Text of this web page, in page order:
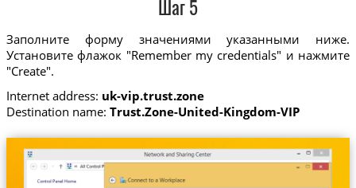
Шаг 5
Заполните форму значениями указанными ниже.
Установите флажок "Remember my credentials" и нажмите
"Create".
Internet address: uk-vip.trust.zone
Destination name: Trust.Zone-United-Kingdom-VIP